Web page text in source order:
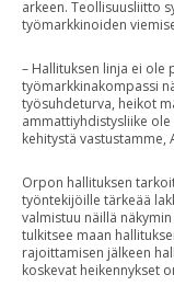
arkeen. Teollisuusliitto
työmarkkinoiden
– Hallituksen linja ei ole
työmarkkinakompassi
työsuhdeturva, heikot
ammattiyhdistysliike
kehitystä vastustamme,
Orpon hallituksen
työntekijöille tärkeää
valmistuu näillä
tulkitsee maan
rajoittamisen jälkeen
koskevat heikennykset